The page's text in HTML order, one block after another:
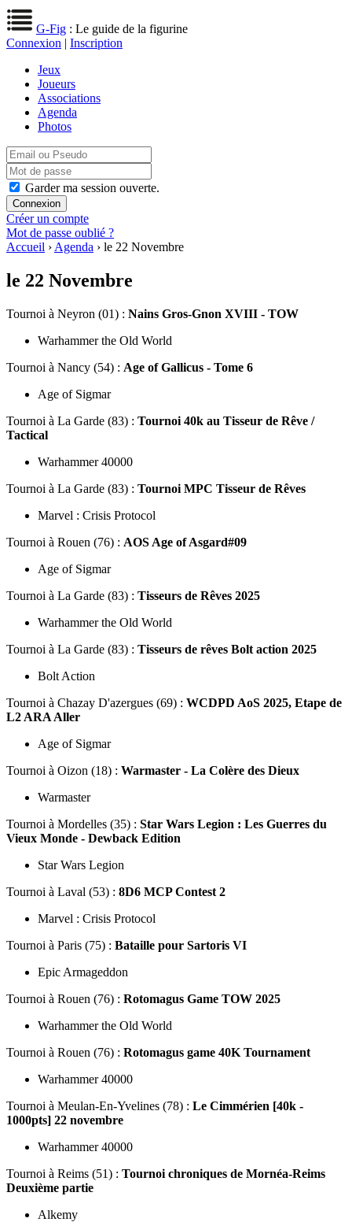
G-Fig : Le guide de la figurine
Connexion | Inscription
Jeux
Joueurs
Associations
Agenda
Photos
Garder ma session ouverte.
Créer un compte
Mot de passe oublié ?
Accueil › Agenda › le 22 Novembre
le 22 Novembre
Tournoi à Neyron (01) : Nains Gros-Gnon XVIII - TOW
Warhammer the Old World
Tournoi à Nancy (54) : Age of Gallicus - Tome 6
Age of Sigmar
Tournoi à La Garde (83) : Tournoi 40k au Tisseur de Rêve /
Tactical
Warhammer 40000
Tournoi à La Garde (83) : Tournoi MPC Tisseur de Rêves
Marvel : Crisis Protocol
Tournoi à Rouen (76) : AOS Age of Asgard#09
Age of Sigmar
Tournoi à La Garde (83) : Tisseurs de Rêves 2025
Warhammer the Old World
Tournoi à La Garde (83) : Tisseurs de rêves Bolt action 2025
Bolt Action
Tournoi à Chazay D'azergues (69) : WCDPD AoS 2025, Etape de
L2 ARA Aller
Age of Sigmar
Tournoi à Oizon (18) : Warmaster - La Colère des Dieux
Warmaster
Tournoi à Mordelles (35) : Star Wars Legion : Les Guerres du
Vieux Monde - Dewback Edition
Star Wars Legion
Tournoi à Laval (53) : 8D6 MCP Contest 2
Marvel : Crisis Protocol
Tournoi à Paris (75) : Bataille pour Sartoris VI
Epic Armageddon
Tournoi à Rouen (76) : Rotomagus Game TOW 2025
Warhammer the Old World
Tournoi à Rouen (76) : Rotomagus game 40K Tournament
Warhammer 40000
Tournoi à Meulan-En-Yvelines (78) : Le Cimmérien [40k -
1000pts] 22 novembre
Warhammer 40000
Tournoi à Reims (51) : Tournoi chroniques de Mornéa-Reims
Deuxième partie
Alkemy